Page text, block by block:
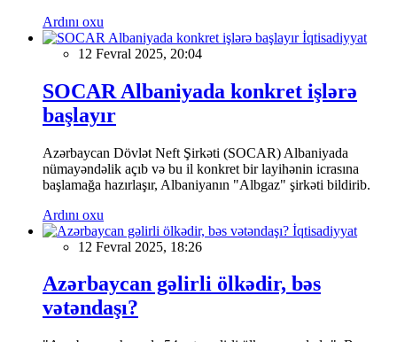
Ardını oxu
İqtisadiyyat
12 Fevral 2025, 20:04
SOCAR Albaniyada konkret işlərə
başlayır
Azərbaycan Dövlət Neft Şirkəti (SOCAR) Albaniyada
nümayəndəlik açıb və bu il konkret bir layihənin icrasına
başlamağa hazırlaşır, Albaniyanın "Albgaz" şirkəti bildirib.
Ardını oxu
İqtisadiyyat
12 Fevral 2025, 18:26
Azərbaycan gəlirli ölkədir, bəs
vətəndaşı?